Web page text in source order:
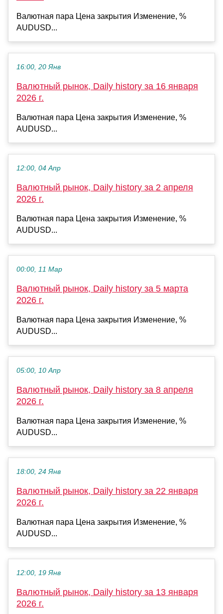
Валютная пара Цена закрытия Изменение, %
AUDUSD...
16:00, 20 Янв
Валютный рынок, Daily history за 16 января
2026 г.
Валютная пара Цена закрытия Изменение, %
AUDUSD...
12:00, 04 Апр
Валютный рынок, Daily history за 2 апреля
2026 г.
Валютная пара Цена закрытия Изменение, %
AUDUSD...
00:00, 11 Мар
Валютный рынок, Daily history за 5 марта
2026 г.
Валютная пара Цена закрытия Изменение, %
AUDUSD...
05:00, 10 Апр
Валютный рынок, Daily history за 8 апреля
2026 г.
Валютная пара Цена закрытия Изменение, %
AUDUSD...
18:00, 24 Янв
Валютный рынок, Daily history за 22 января
2026 г.
Валютная пара Цена закрытия Изменение, %
AUDUSD...
12:00, 19 Янв
Валютный рынок, Daily history за 13 января
2026 г.